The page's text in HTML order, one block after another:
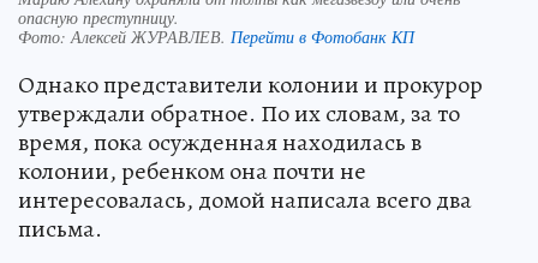
опасную преступницу.
Фото: Алексей ЖУРАВЛЕВ. Перейти в Фотобанк КП
Однако представители колонии и прокурор
утверждали обратное. По их словам, за то
время, пока осужденная находилась в
колонии, ребенком она почти не
интересовалась, домой написала всего два
письма.